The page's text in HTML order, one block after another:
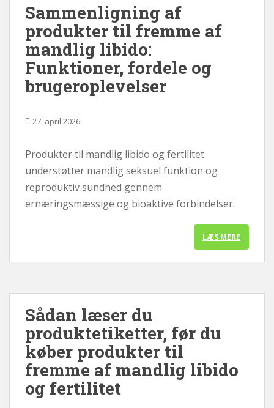
Sammenligning af
produkter til fremme af
mandlig libido:
Funktioner, fordele og
brugeroplevelser
27. april 2026
Produkter til mandlig libido og fertilitet
understøtter mandlig seksuel funktion og
reproduktiv sundhed gennem
ernæringsmæssige og bioaktive forbindelser.
LÆS MERE
Sådan læser du
produktetiketter, før du
køber produkter til
fremme af mandlig libido
og fertilitet